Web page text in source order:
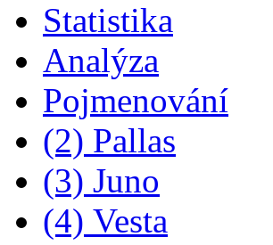
Statistika
Analýza
Pojmenování
(2) Pallas
(3) Juno
(4) Vesta